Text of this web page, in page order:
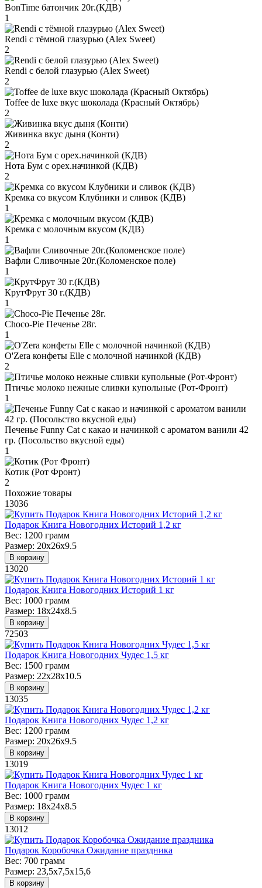
BonTime батончик 20г.(КДВ)
1
Rendi с тёмной глазурью (Alex Sweet)
2
Rendi с белой глазурью (Alex Sweet)
2
Toffee de luxe вкус шоколада (Красный Октябрь)
2
Живинка вкус дыня (Конти)
2
Нота Бум с орех.начинкой (КДВ)
2
Кремка со вкусом Клубники и сливок (КДВ)
1
Кремка с молочным вкусом (КДВ)
1
Вафли Сливочные 20г.(Коломенское поле)
1
КрутФрут 30 г.(КДВ)
1
Choco-Pie Печенье 28г.
1
O'Zera конфеты Elle с молочной начинкой (КДВ)
2
Птичье молоко нежные сливки купольные (Рот-Фронт)
1
Печенье Funny Сat с какао и начинкой с ароматом ванили 42
гр. (Посольство вкусной еды)
1
Котик (Рот Фронт)
2
Похожие товары
13036
Подарок Книга Новогодних Историй 1,2 кг
Вес: 1200 грамм
Размер: 20х26х9.5
В корзину
13020
Подарок Книга Новогодних Историй 1 кг
Вес: 1000 грамм
Размер: 18х24х8.5
В корзину
72503
Подарок Книга Новогодних Чудес 1,5 кг
Вес: 1500 грамм
Размер: 22х28х10.5
В корзину
13035
Подарок Книга Новогодних Чудес 1,2 кг
Вес: 1200 грамм
Размер: 20х26х9.5
В корзину
13019
Подарок Книга Новогодних Чудес 1 кг
Вес: 1000 грамм
Размер: 18х24х8.5
В корзину
13012
Подарок Коробочка Ожидание праздника
Вес: 700 грамм
Размер: 23,5х7,5х15,6
В корзину